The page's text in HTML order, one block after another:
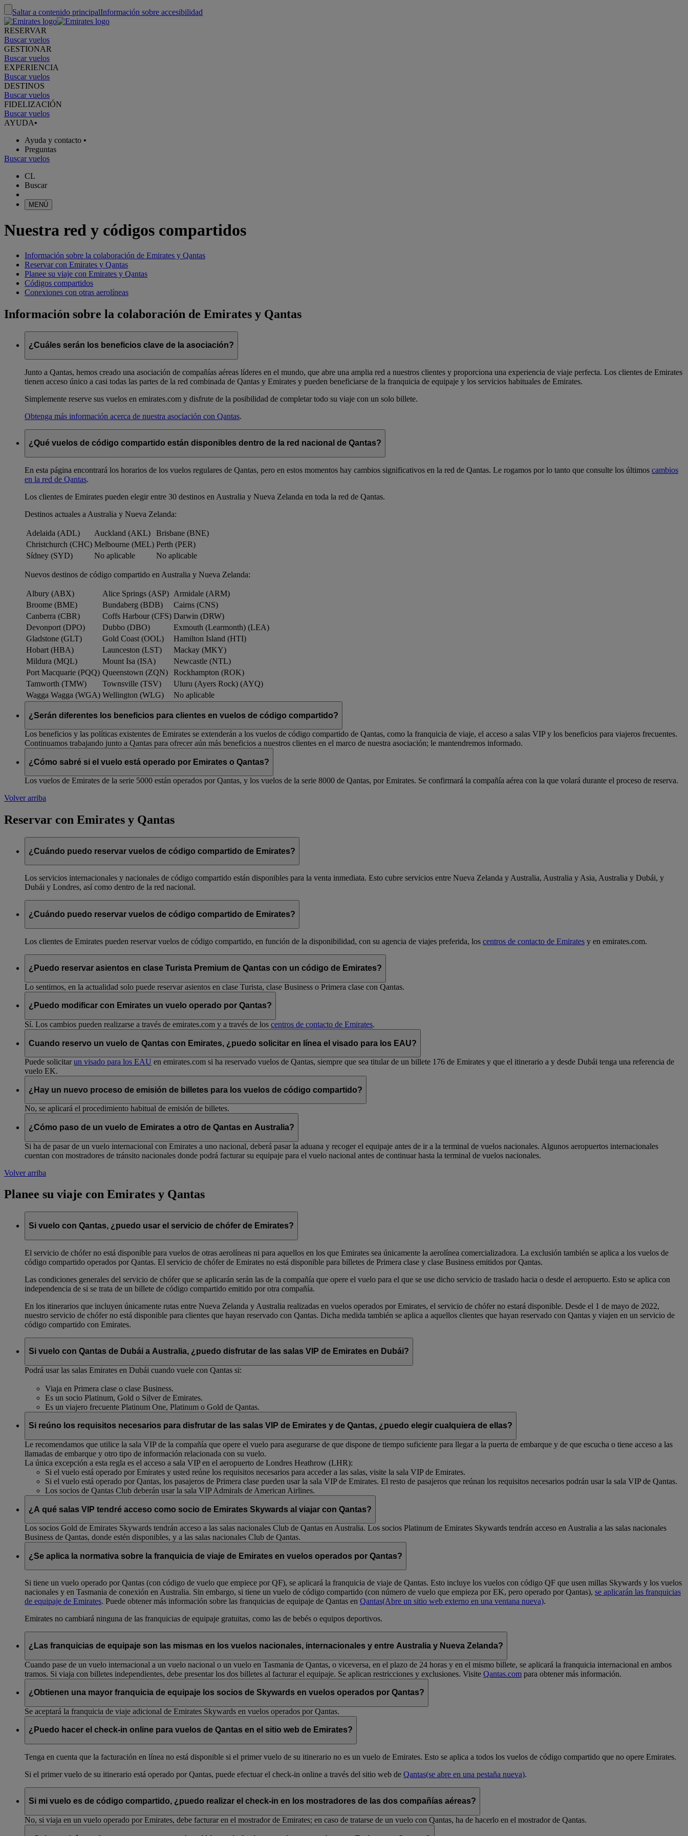
Saltar a contenido principalInformación sobre accesibilidad
RESERVAR
Buscar vuelos
GESTIONAR
Buscar vuelos
EXPERIENCIA
Buscar vuelos
DESTINOS
Buscar vuelos
FIDELIZACIÓN
Buscar vuelos
AYUDA•
Ayuda y contacto •
Preguntas
Buscar vuelos
CL
Buscar
MENÚ
Nuestra red y códigos compartidos
Información sobre la colaboración de Emirates y Qantas
Reservar con Emirates y Qantas
Planee su viaje con Emirates y Qantas
Códigos compartidos
Conexiones con otras aerolíneas
Información sobre la colaboración de Emirates y Qantas
¿Cuáles serán los beneficios clave de la asociación?
Junto a Qantas, hemos creado una asociación de compañías aéreas líderes en el mundo, que abre una amplia red a nuestros clientes y proporciona una experiencia de viaje perfecta. Los clientes de Emirates
tienen acceso único a casi todas las partes de la red combinada de Qantas y Emirates y pueden beneficiarse de la franquicia de equipaje y los servicios habituales de Emirates.
Simplemente reserve sus vuelos en emirates.com y disfrute de la posibilidad de completar todo su viaje con un solo billete.
Obtenga más información acerca de nuestra asociación con Qantas.
¿Qué vuelos de código compartido están disponibles dentro de la red nacional de Qantas?
En esta página encontrará los horarios de los vuelos regulares de Qantas, pero en estos momentos hay cambios significativos en la red de Qantas. Le rogamos por lo tanto que consulte los últimos cambios
en la red de Qantas.
Los clientes de Emirates pueden elegir entre 30 destinos en Australia y Nueva Zelanda en toda la red de Qantas.
Destinos actuales a Australia y Nueva Zelanda:
Adelaida (ADL) Auckland (AKL)
Brisbane (BNE)
Christchurch (CHC) Melbourne (MEL) Perth (PER)
Sídney (SYD)
No aplicable No aplicable
Nuevos destinos de código compartido en Australia y Nueva Zelanda:
Albury (ABX) Alice Springs (ASP) Armidale (ARM)
Broome (BME)
Bundaberg (BDB)
Cairns (CNS)
Canberra (CBR)
Coffs Harbour (CFS) Darwin (DRW)
Devonport (DPO)
Dubbo (DBO)
Exmouth (Learmonth) (LEA)
Gladstone (GLT)
Gold Coast (OOL)
Hamilton Island (HTI)
Hobart (HBA)
Launceston (LST)
Mackay (MKY)
Mildura (MQL)
Mount Isa (ISA)
Newcastle (NTL)
Port Macquarie (PQQ) Queenstown (ZQN)
Rockhampton (ROK)
Tamworth (TMW)
Townsville (TSV)
Uluru (Ayers Rock) (AYQ)
Wagga Wagga (WGA) Wellington (WLG) No aplicable
¿Serán diferentes los beneficios para clientes en vuelos de código compartido?
Los beneficios y las políticas existentes de Emirates se extenderán a los vuelos de código compartido de Qantas, como la franquicia de viaje, el acceso a salas VIP y los beneficios para viajeros frecuentes.
Continuamos trabajando junto a Qantas para ofrecer aún más beneficios a nuestros clientes en el marco de nuestra asociación; le mantendremos informado.
¿Cómo sabré si el vuelo está operado por Emirates o Qantas?
Los vuelos de Emirates de la serie 5000 están operados por Qantas, y los vuelos de la serie 8000 de Qantas, por Emirates. Se confirmará la compañía aérea con la que volará durante el proceso de reserva.
Volver arriba
Reservar con Emirates y Qantas
¿Cuándo puedo reservar vuelos de código compartido de Emirates?
Los servicios internacionales y nacionales de código compartido están disponibles para la venta inmediata. Esto cubre servicios entre Nueva Zelanda y Australia, Australia y Asia, Australia y Dubái, y
Dubái y Londres, así como dentro de la red nacional.
¿Cuándo puedo reservar vuelos de código compartido de Emirates?
Los clientes de Emirates pueden reservar vuelos de código compartido, en función de la disponibilidad, con su agencia de viajes preferida, los centros de contacto de Emirates y en emirates.com.
¿Puedo reservar asientos en clase Turista Premium de Qantas con un código de Emirates?
Lo sentimos, en la actualidad solo puede reservar asientos en clase Turista, clase Business o Primera clase con Qantas.
¿Puedo modificar con Emirates un vuelo operado por Qantas?
Sí. Los cambios pueden realizarse a través de emirates.com y a través de los centros de contacto de Emirates.
Cuando reservo un vuelo de Qantas con Emirates, ¿puedo solicitar en línea el visado para los EAU?
Puede solicitarun visado para los EAU en emirates.com si ha reservado vuelos de Qantas, siempre que sea titular de un billete 176 de Emirates y que el itinerario a y desde Dubái tenga una referencia de
vuelo EK.
¿Hay un nuevo proceso de emisión de billetes para los vuelos de código compartido?
No, se aplicará el procedimiento habitual de emisión de billetes.
¿Cómo paso de un vuelo de Emirates a otro de Qantas en Australia?
Si ha de pasar de un vuelo internacional con Emirates a uno nacional, deberá pasar la aduana y recoger el equipaje antes de ir a la terminal de vuelos nacionales. Algunos aeropuertos internacionales
cuentan con mostradores de tránsito nacionales donde podrá facturar su equipaje para el vuelo nacional antes de continuar hasta la terminal de vuelos nacionales.
Volver arriba
Planee su viaje con Emirates y Qantas
Si vuelo con Qantas, ¿puedo usar el servicio de chófer de Emirates?
El servicio de chófer no está disponible para vuelos de otras aerolíneas ni para aquellos en los que Emirates sea únicamente la aerolínea comercializadora. La exclusión también se aplica a los vuelos de
código compartido operados por Qantas. El servicio de chófer de Emirates no está disponible para billetes de Primera clase y clase Business emitidos por Qantas.
Las condiciones generales del servicio de chófer que se aplicarán serán las de la compañía que opere el vuelo para el que se use dicho servicio de traslado hacia o desde el aeropuerto. Esto se aplica con
independencia de si se trata de un billete de código compartido emitido por otra compañía.
En los itinerarios que incluyen únicamente rutas entre Nueva Zelanda y Australia realizadas en vuelos operados por Emirates, el servicio de chófer no estará disponible. Desde el 1 de mayo de 2022,
nuestro servicio de chófer no está disponible para clientes que hayan reservado con Qantas. Dicha medida también se aplica a aquellos clientes que hayan reservado con Qantas y viajen en un servicio de
código compartido con Emirates.
Si vuelo con Qantas de Dubái a Australia, ¿puedo disfrutar de las salas VIP de Emirates en Dubái?
Podrá usar las salas Emirates en Dubái cuando vuele con Qantas si:
Viaja en Primera clase o clase Business.
Es un socio Platinum, Gold o Silver de Emirates.
Es un viajero frecuente Platinum One, Platinum o Gold de Qantas.
Si reúno los requisitos necesarios para disfrutar de las salas VIP de Emirates y de Qantas, ¿puedo elegir cualquiera de ellas?
Le recomendamos que utilice la sala VIP de la compañía que opere el vuelo para asegurarse de que dispone de tiempo suficiente para llegar a la puerta de embarque y de que escucha o tiene acceso a las
llamadas de embarque y otro tipo de información relacionada con su vuelo.
La única excepción a esta regla es el acceso a sala VIP en el aeropuerto de Londres Heathrow (LHR):
Si el vuelo está operado por Emirates y usted reúne los requisitos necesarios para acceder a las salas, visite la sala VIP de Emirates.
Si el vuelo está operado por Qantas, los pasajeros de Primera clase pueden usar la sala VIP de Emirates. El resto de pasajeros que reúnan los requisitos necesarios podrán usar la sala VIP de Qantas.
Los socios de Qantas Club deberán usar la sala VIP Admirals de American Airlines.
¿A qué salas VIP tendré acceso como socio de Emirates Skywards al viajar con Qantas?
Los socios Gold de Emirates Skywards tendrán acceso a las salas nacionales Club de Qantas en Australia. Los socios Platinum de Emirates Skywards tendrán acceso en Australia a las salas nacionales
Business de Qantas, donde estén disponibles, y a las salas nacionales Club de Qantas.
¿Se aplica la normativa sobre la franquicia de viaje de Emirates en vuelos operados por Qantas?
Si tiene un vuelo operado por Qantas (con código de vuelo que empiece por QF), se aplicará la franquicia de viaje de Qantas. Esto incluye los vuelos con código QF que usen millas Skywards y los vuelos
nacionales y en Tasmania de conexión en Australia. Sin embargo, si tiene un vuelo de código compartido (con número de vuelo que empieza por EK, pero operado por Qantas), se aplicarán las franquicias
de equipaje de Emirates. Puede obtener más información sobre las franquicias de equipaje de Qantas en Qantas(Abre un sitio web externo en una ventana nueva).
Emirates no cambiará ninguna de las franquicias de equipaje gratuitas, como las de bebés o equipos deportivos.
¿Las franquicias de equipaje son las mismas en los vuelos nacionales, internacionales y entre Australia y Nueva Zelanda?
Cuando pase de un vuelo internacional a un vuelo nacional o un vuelo en Tasmania de Qantas, o viceversa, en el plazo de 24 horas y en el mismo billete, se aplicará la franquicia internacional en ambos
tramos. Si viaja con billetes independientes, debe presentar los dos billetes al facturar el equipaje. Se aplican restricciones y exclusiones. Visite Qantas.com para obtener más información.
¿Obtienen una mayor franquicia de equipaje los socios de Skywards en vuelos operados por Qantas?
Se aceptará la franquicia de viaje adicional de Emirates Skywards en vuelos operados por Qantas.
¿Puedo hacer el check-in online para vuelos de Qantas en el sitio web de Emirates?
Tenga en cuenta que la facturación en línea no está disponible si el primer vuelo de su itinerario no es un vuelo de Emirates. Esto se aplica a todos los vuelos de código compartido que no opere Emirates.
Si el primer vuelo de su itinerario está operado por Qantas, puede efectuar el check-in online a través del sitio web de Qantas(se abre en una pestaña nueva).
Si mi vuelo es de código compartido, ¿puedo realizar el check-in en los mostradores de las dos compañías aéreas?
No, si viaja en un vuelo operado por Emirates, debe facturar en el mostrador de Emirates; en caso de tratarse de un vuelo con Qantas, ha de hacerlo en el mostrador de Qantas.